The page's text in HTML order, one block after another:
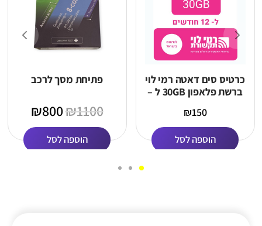
כרטיס סים דאטה רמי לוי
ברשת פלאפון 30GB ל –
₪150
הוספה לסל
פתיחת מסך לרכב
₪1100
₪800
הוספה לסל